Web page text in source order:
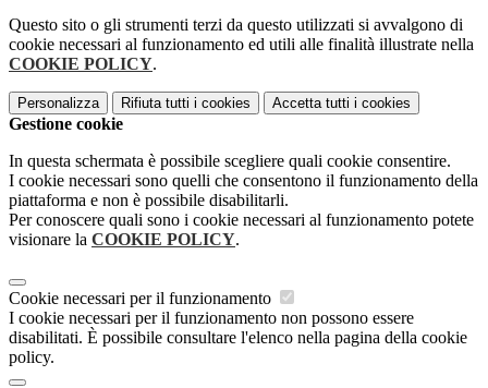
Questo sito o gli strumenti terzi da questo utilizzati si avvalgono di
cookie necessari al funzionamento ed utili alle finalità illustrate nella
COOKIE POLICY.
Personalizza Rifiuta tutti i cookies Accetta tutti i cookies
Gestione cookie
In questa schermata è possibile scegliere quali cookie consentire.
I cookie necessari sono quelli che consentono il funzionamento della
piattaforma e non è possibile disabilitarli.
Per conoscere quali sono i cookie necessari al funzionamento potete
visionare la COOKIE POLICY.
Cookie necessari per il funzionamento
I cookie necessari per il funzionamento non possono essere
disabilitati. È possibile consultare l'elenco nella pagina della cookie
policy.